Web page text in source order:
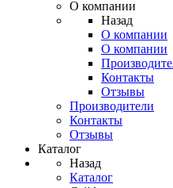
О компании
Назад
О компании
О компании
Контакты
Отзывы
Производители
Контакты
Отзывы
Каталог
Назад
Каталог